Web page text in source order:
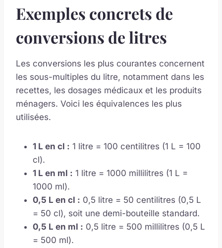
Exemples concrets de
conversions de litres
Les conversions les plus courantes concernent
les sous-multiples du litre, notamment dans les
recettes, les dosages médicaux et les produits
ménagers. Voici les équivalences les plus
utilisées.
1 L en cl : 1 litre = 100 centilitres (1 L = 100
cl).
1 L en ml : 1 litre = 1000 millilitres (1 L =
1000 ml).
0,5 L en cl : 0,5 litre = 50 centilitres (0,5 L
= 50 cl), soit une demi-bouteille standard.
0,5 L en ml : 0,5 litre = 500 millilitres (0,5 L
= 500 ml).